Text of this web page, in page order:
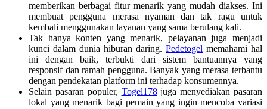
memberikan berbagai fitur menarik yang mudah diakses. Ini
membuat pengguna merasa nyaman dan tak ragu untuk
kembali menggunakan layanan yang sama berulang kali.
Tak hanya konten yang menarik, pelayanan juga menjadi
kunci dalam dunia hiburan daring. Pedetogel memahami hal
ini dengan baik, terbukti dari sistem bantuannya yang
responsif dan ramah pengguna. Banyak yang merasa terbantu
dengan pendekatan platform ini terhadap konsumennya.
Selain pasaran populer, Togel178juga menyediakan pasaran
lokal yang menarik bagi pemain yang ingin mencoba variasi